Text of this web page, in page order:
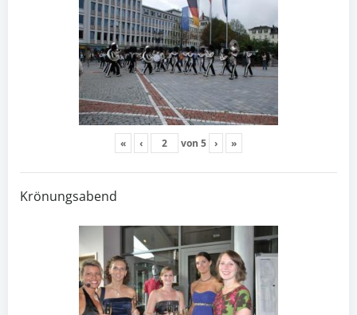
« ‹ von 5 › »
Krönungsabend